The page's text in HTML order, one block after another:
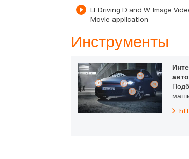
LEDriving D and W Image
Movie application
Инструменты